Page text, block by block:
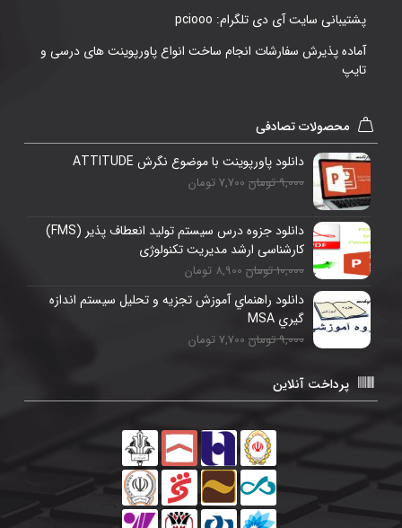
پشتیبانی سایت آی دی تلگرام: pciooo
آماده پذیرش سفارشات انجام ساخت انواع پاورپوینت های درسی و
تایپ
محصولات تصادفی
دانلود پاورپوینت با موضوع نگرش ATTITUDE
9,000 تومان 7,700 تومان
دانلود جزوه درس سیستم تولید انعطاف پذیر (FMS)
کارشناسی ارشد مدیریت تکنولوژی
10,000 تومان 8,900 تومان
دانلود راهنماي آموزش تجزيه و تحليل سيستم اندازه
گيري MSA
9,000 تومان 7,700 تومان
پرداخت آنلاین